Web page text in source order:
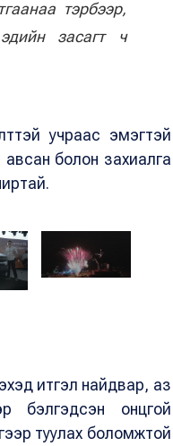
тэрбээр,
засагт ч
учраас эмэгтэй
болон захиалга
итгэл найдвар, аз
бэлгэдсэн онцгой
туулах боломжтой